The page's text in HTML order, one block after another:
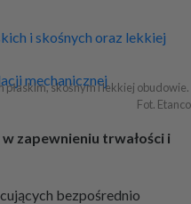
i skośnych oraz lekkiej
mechanicznej
skośnym i lekkiej obudowie.
Fot. Etanco
zapewnieniu trwałości i
bezpośrednio